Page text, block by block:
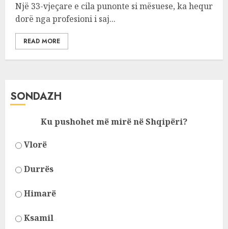
Një 33-vjeçare e cila punonte si mësuese, ka hequr
dorë nga profesioni i saj...
READ MORE
SONDAZH
Ku pushohet më mirë në Shqipëri?
Vlorë
Durrës
Himarë
Ksamil